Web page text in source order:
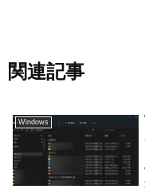
関連記事
Windows